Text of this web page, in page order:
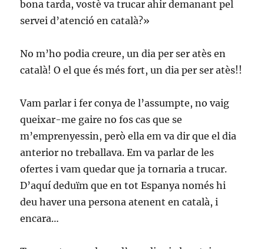
bona tarda, vostè va trucar ahir demanant pel
servei d’atenció en català?»
No m’ho podia creure, un dia per ser atès en
català! O el que és més fort, un dia per ser atès!!
Vam parlar i fer conya de l’assumpte, no vaig
queixar-me gaire no fos cas que se
m’emprenyessin, però ella em va dir que el dia
anterior no treballava. Em va parlar de les
ofertes i vam quedar que ja tornaria a trucar.
D’aquí deduïm que en tot Espanya només hi
deu haver una persona atenent en català, i
encara…